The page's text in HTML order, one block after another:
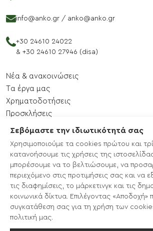
Σεβόμαστε την ιδιωτικότητά σας
Χρησιμοποιούμε τα cookies πρώτου και
κατανοήσουμε τις χρήσεις της
μπορέσουμε να το βελτιώσουμε, να
περιεχόμενο στις προτιμήσεις σας και να
τις διαφημίσεις, το μάρκετινγκ και τις
κοινωνικά δίκτυα. Επιλέγοντας «Αποδοχή»
συγκατάθεση σας για τη χρήση των
πολιτική μας.
info@anko.gr / anko@anko.gr
+30 24610 24022
& +30 24610 27946 (disa)
Νέα & ανακοινώσεις
Tα έργα μας
Xρηματοδοτήσεις
Προσκλήσεις
Εκδηλώσεις
Χάρτης ιστότοπου
CLLD/LEADER 2014-2020
LEADER ΣΣ ΚΑΠ 2023-2027
EcoTours
Enterprise Europe Network